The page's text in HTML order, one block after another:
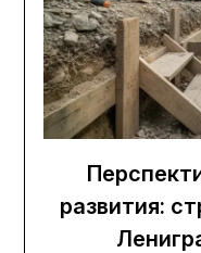
развития: